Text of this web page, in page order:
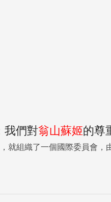
我們對翁山蘇姬的尊
就組織了一個國際委員會，